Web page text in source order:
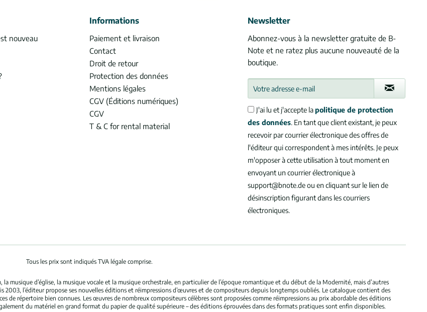
nouveau
Informations
Paiement et livraison
Contact
Droit de retour
Protection des données
Mentions légales
CGV (Éditions numériques)
CGV
T & C for rental material
Newsletter
Abonnez-vous à la newsletter gratuite de B-
Note et ne ratez plus aucune nouveauté de la
boutique.
J'ai lu et j'accepte lapolitique de protection
des données. En tant que client existant, je peux
recevoir par courrier électronique des offres de
l'éditeur qui correspondent à mes intérêts. Je peux
m'opposer à cette utilisation à tout moment en
envoyant un courrier électronique à
support@bnote.de ou en cliquant sur le lien de
désinscription figurant dans les courriers
électroniques.
Tous les prix sont indiqués TVA légale comprise.
musique d’église, la musique vocale et la musique orchestrale, en particulier de l’époque romantique et du début de la Modernité, mais d’autres
2003, l’éditeur propose ses nouvelles éditions et réimpressions d’œuvres et de compositeurs depuis longtemps oubliés. Le catalogue contient des
de répertoire bien connues. Les œuvres de nombreux compositeurs célèbres sont proposées comme réimpressions au prix abordable des éditions
du matériel en grand format du papier de qualité supérieure – des éditions éprouvées dans des formats pratiques sont enfin disponibles.